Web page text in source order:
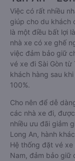
Việc có rất nhiều
giúp cho du khách
là một điều bất lợi
nhà xe có xe ghế
việc đảm bảo giữ
vé xe đi Sài Gòn
khách hàng sau
100%.
Cho nên để dễ
các nhà xe đi,
nhiều ưu đãi giảm
Long An, hành
Hệ thống đặt vé
Nam, đảm bảo giữ